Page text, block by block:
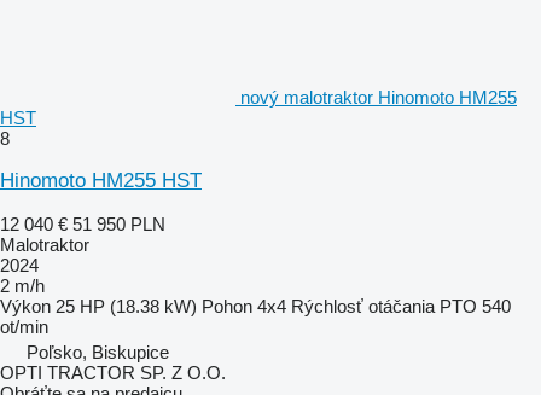
nový malotraktor Hinomoto HM255
HST
8
Hinomoto HM255 HST
12 040 € 51 950 PLN
Malotraktor
2024
2 m/h
Výkon 25 HP (18.38 kW) Pohon 4x4 Rýchlosť otáčania PTO 540
ot/min
Poľsko, Biskupice
OPTI TRACTOR SP. Z O.O.